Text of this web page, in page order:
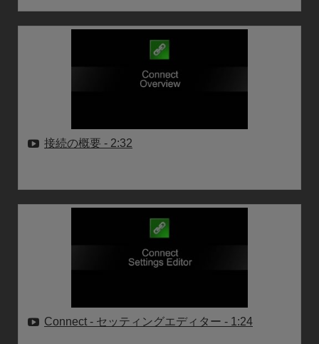
接続の概要 - 2:32
Connect - セッティングエディター - 1:24